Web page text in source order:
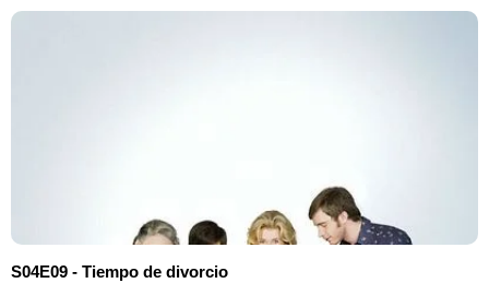
S04E09 - Tiempo de divorcio